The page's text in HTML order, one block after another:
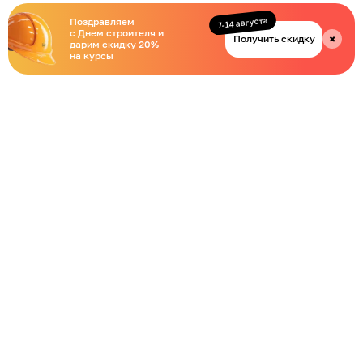
Поздравляем
с Днем строителя и
дарим скидку 20%
на курсы
Получить скидку
7-14 августа
✖